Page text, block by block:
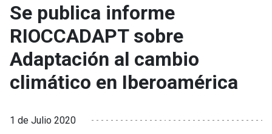
Se publica informe
RIOCCADAPT sobre
Adaptación al cambio
climático en Iberoamérica
1 de Julio 2020